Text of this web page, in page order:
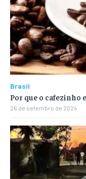
Brasil
Por que o cafezinho
26 de setembro de 2024